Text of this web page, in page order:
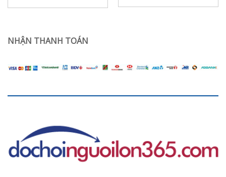
NHẬN THANH TOÁN